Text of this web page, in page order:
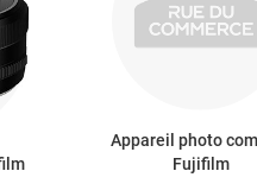
Appareil photo
Fujifilm